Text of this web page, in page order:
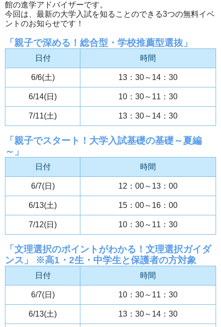
館の進学アドバイザーです。
今回は、最新の大学入試を知ることのできる3つの無料イベ
ントのお知らせです！
「親子で深める！総合型・学校推薦型選抜」
日付 時間
6/6(土) 13：30～14：30
6/14(日) 10：30～11：30
7/11(土) 13：30～14：30
「親子でスタート！大学入試基礎の基礎～夏編
～」
日付 時間
6/7(日) 12：00～13：00
6/13(土) 15：00～16：00
7/12(日) 10：30～11：30
「文理選択のポイントがわかる！文理選択ガイダ
ンス」 ※高1・2生・中学生と保護者の方対象
日付 時間
6/7(日) 10：30～11：30
6/13(土) 13：30～14：30